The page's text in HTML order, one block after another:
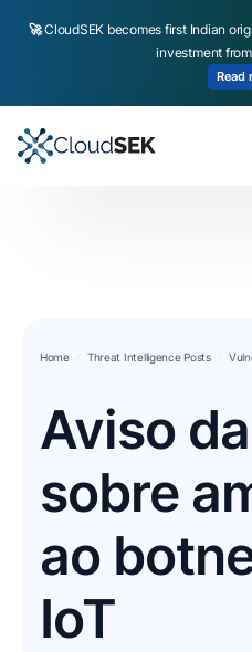
🚀CloudSEK becomes first Indian
investment from
Read
Home Threat Intelligence Posts
Aviso
sobre
ao
IoT